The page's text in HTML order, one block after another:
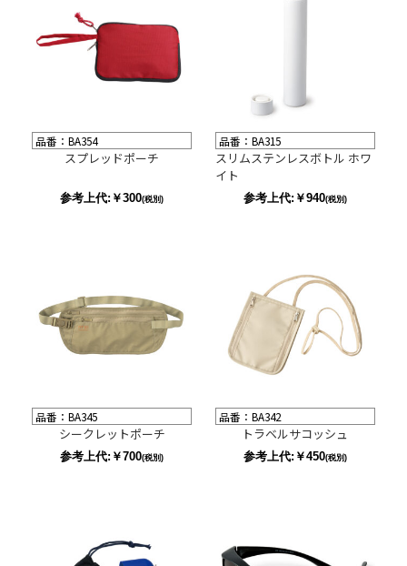
品番：BA354
スプレッドポーチ
参考上代:￥300(税別)
品番：BA315
スリムステンレスボトル ホワ
イト
参考上代:￥940(税別)
品番：BA345
シークレットポーチ
参考上代:￥700(税別)
品番：BA342
トラベルサコッシュ
参考上代:￥450(税別)